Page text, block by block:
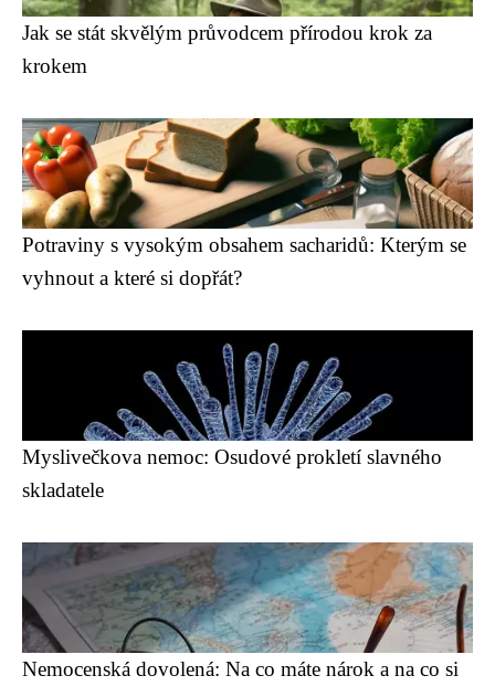
Jak se stát skvělým průvodcem přírodou krok za
krokem
Potraviny s vysokým obsahem sacharidů: Kterým se
vyhnout a které si dopřát?
Myslivečkova nemoc: Osudové prokletí slavného
skladatele
Nemocenská dovolená: Na co máte nárok a na co si